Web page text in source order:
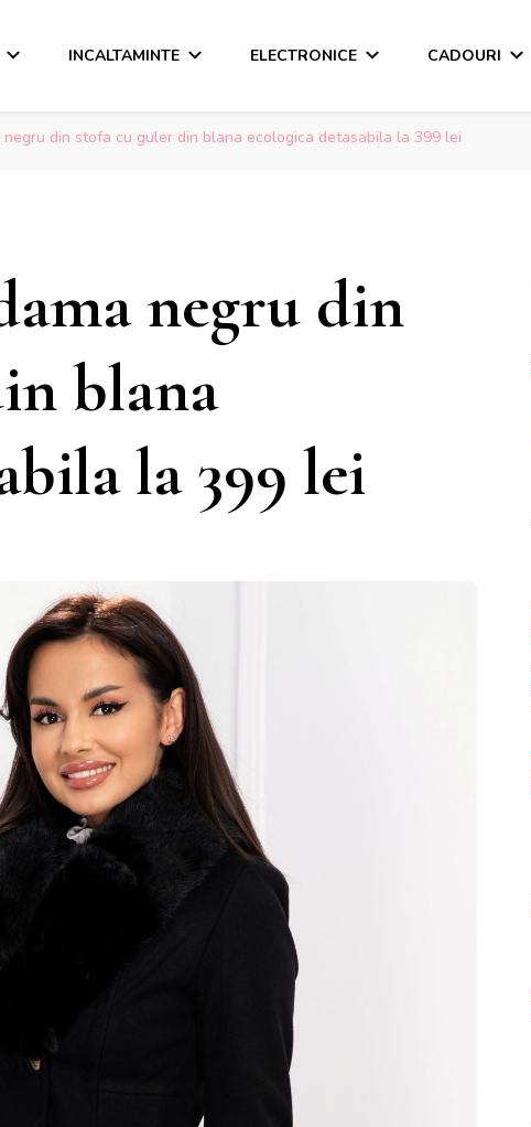
INCALTAMINTE ELECTRONICE CADOURI
din stofa cu guler din blana ecologica detasabila la 399 lei
negru din
blana
la 399 lei